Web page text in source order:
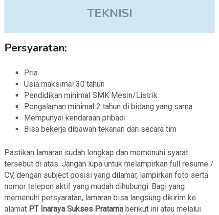
TEKNISI
Persyaratan:
Pria
Usia maksimal 30 tahun
Pendidikan minimal SMK Mesin/Listrik
Pengalaman minimal 2 tahun di bidang yang sama
Mempunyai kendaraan pribadi
Bisa bekerja dibawah tekanan dan secara tim
Pastikan lamaran sudah lengkap dan memenuhi syarat
tersebut di atas. Jangan lupa untuk melampirkan full resume /
CV, dengan subject posisi yang dilamar, lampirkan foto serta
nomor telepon aktif yang mudah dihubungi. Bagi yang
memenuhi persyaratan, lamaran bisa langsung dikirim ke
alamat PT Inaraya Sukses Pratamaberikut ini atau melalui